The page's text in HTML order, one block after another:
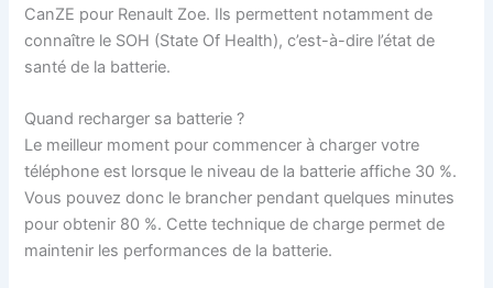
CanZE pour Renault Zoe. Ils permettent notamment de
connaître le SOH (State Of Health), c’est-à-dire l’état de
santé de la batterie.
Quand recharger sa batterie ?
Le meilleur moment pour commencer à charger votre
téléphone est lorsque le niveau de la batterie affiche 30 %.
Vous pouvez donc le brancher pendant quelques minutes
pour obtenir 80 %. Cette technique de charge permet de
maintenir les performances de la batterie.